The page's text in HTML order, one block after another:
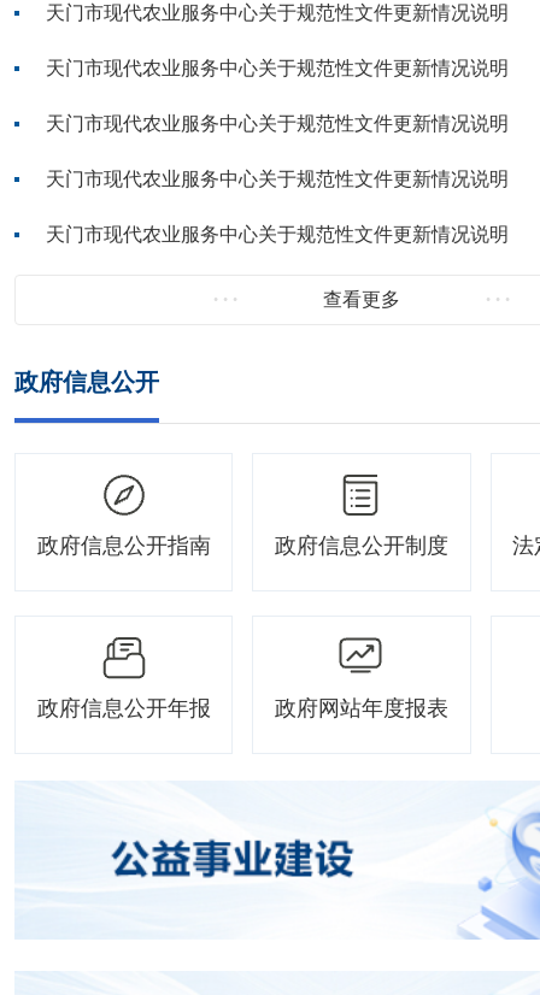
天门市现代农业服务中心关于规范性文件更新情况说明
天门市现代农业服务中心关于规范性文件更新情况说明
天门市现代农业服务中心关于规范性文件更新情况说明
天门市现代农业服务中心关于规范性文件更新情况说明
天门市现代农业服务中心关于规范性文件更新情况说明
查看更多
政府信息公开
政府信息公开指南 政府信息公开制度 法
政府信息公开年报 政府网站年度报表